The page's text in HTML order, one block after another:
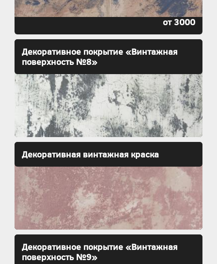
от 3000
Декоративное покрытие «Винтажная
поверхность №8»
Декоративная винтажная краска
Декоративное покрытие «Винтажная
поверхность №9»